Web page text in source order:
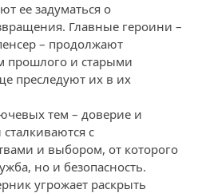
ее задуматься о
Главные героини –
– продолжают
прошлого и старыми
преследуют их в их
тем – доверие и
с
и выбором, от которого
но и безопасность.
угрожает раскрыть